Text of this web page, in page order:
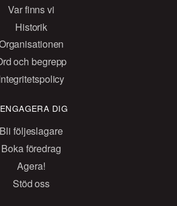
Var finns vi
Historik
och begrepp
ENGAGERA DIG
Bli följeslagare
Boka föredrag
Agera!
Stöd oss